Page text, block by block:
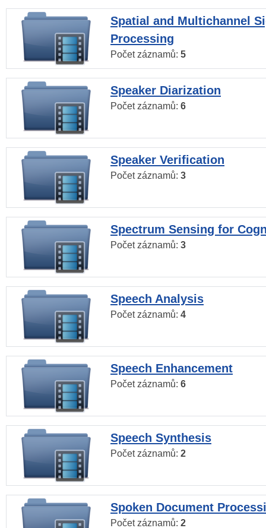
Spatial and Multichannel
Processing
Počet záznamů: 5
Speaker Diarization
Počet záznamů: 6
Speaker Verification
Počet záznamů: 3
Spectrum Sensing for
Počet záznamů: 3
Speech Analysis
Počet záznamů: 4
Speech Enhancement
Počet záznamů: 6
Speech Synthesis
Počet záznamů: 2
Spoken Document
Počet záznamů: 2